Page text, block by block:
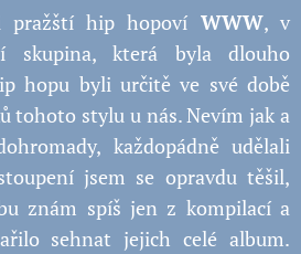
pražští hip hopoví WWW, v
skupina, která byla dlouho
hopu byli určitě ve své době
tohoto stylu u nás. Nevím jak a
každopádně udělali
jsem se opravdu těšil,
znám spíš jen z kompilací a
sehnat jejich celé album.